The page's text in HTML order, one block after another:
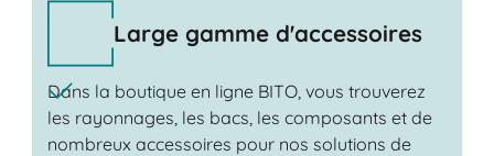
Large gamme d'accessoires
Dans la boutique en ligne BITO, vous trouverez
les rayonnages, les bacs, les composants et de
nombreux accessoires pour nos solutions de